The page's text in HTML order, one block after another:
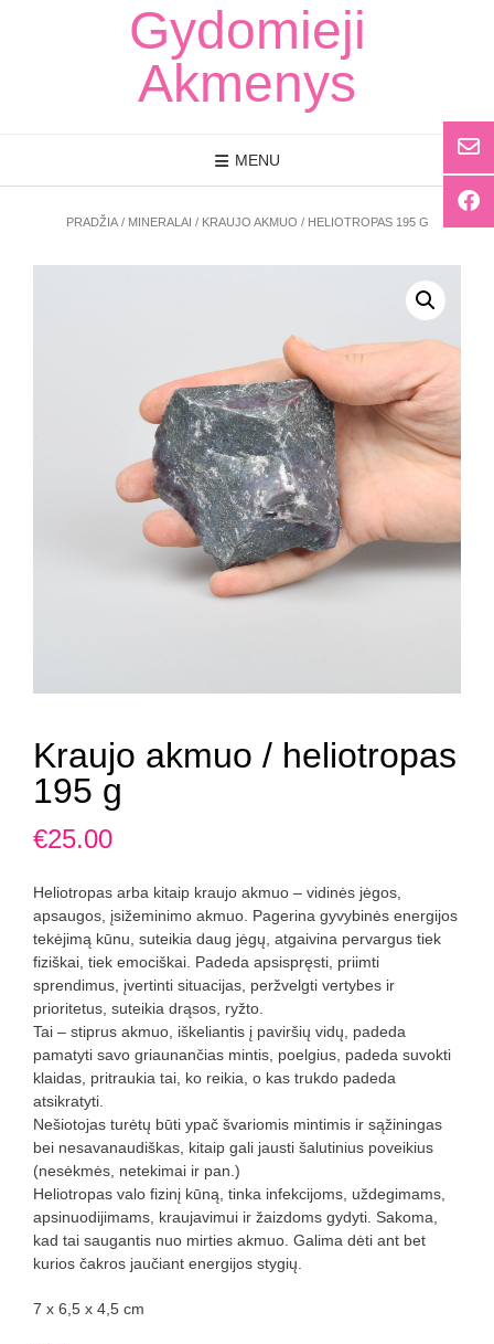
Gydomieji
Akmenys
MENU
PRADŽIA/ MINERALAI / KRAUJO AKMUO / HELIOTROPAS 195 G
Kraujo akmuo / heliotropas
195 g
€25.00
Heliotropas arba kitaip kraujo akmuo – vidinės jėgos,
apsaugos, įsižeminimo akmuo. Pagerina gyvybinės energijos
tekėjimą kūnu, suteikia daug jėgų, atgaivina pervargus tiek
fiziškai, tiek emociškai. Padeda apsispręsti, priimti
sprendimus, įvertinti situacijas, peržvelgti vertybes ir
prioritetus, suteikia drąsos, ryžto.
Tai – stiprus akmuo, iškeliantis į paviršių vidų, padeda
pamatyti savo griaunančias mintis, poelgius, padeda suvokti
klaidas, pritraukia tai, ko reikia, o kas trukdo padeda
atsikratyti.
Nešiotojas turėtų būti ypač švariomis mintimis ir sąžiningas
bei nesavanaudiškas, kitaip gali jausti šalutinius poveikius
(nesėkmės, netekimai ir pan.)
Heliotropas valo fizinį kūną, tinka infekcijoms, uždegimams,
apsinuodijimams, kraujavimui ir žaizdoms gydyti. Sakoma,
kad tai saugantis nuo mirties akmuo. Galima dėti ant bet
kurios čakros jaučiant energijos stygių.
7 x 6,5 x 4,5 cm